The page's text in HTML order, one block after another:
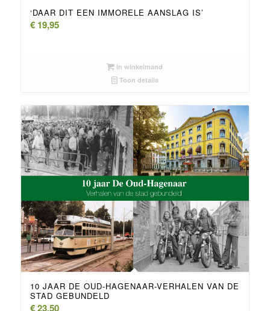
‘DAAR DIT EEN IMMORELE AANSLAG IS’
€19,95
In winkelmand
Toon details
10 JAAR DE OUD-HAGENAAR-VERHALEN VAN DE
STAD GEBUNDELD
€23,50